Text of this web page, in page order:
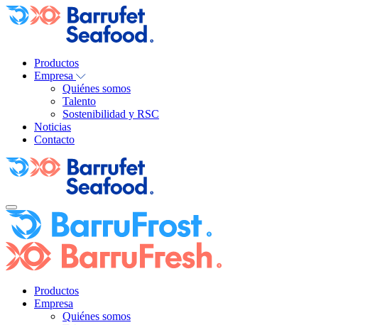
Productos
Empresa
Quiénes somos
Talento
Sostenibilidad y RSC
Noticias
Contacto
Productos
Empresa
Quiénes somos